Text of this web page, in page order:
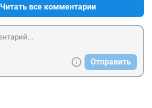
Читать все комментарии
Отправить